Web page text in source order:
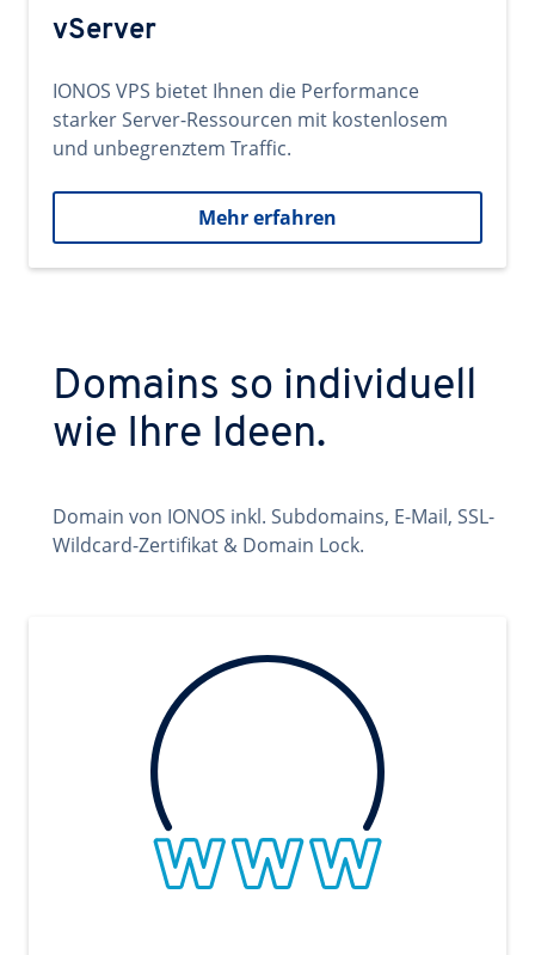
vServer
IONOS VPS bietet Ihnen die Performance
starker Server-Ressourcen mit kostenlosem
und unbegrenztem Traffic.
Mehr erfahren
Domains so individuell
wie Ihre Ideen.
Domain von IONOS inkl. Subdomains, E-Mail, SSL-
Wildcard-Zertifikat & Domain Lock.